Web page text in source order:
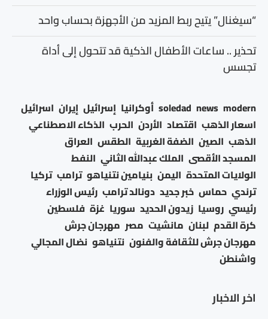
اخر الاخبار
“سيغنال” يتيح ربط المزيد من الأجهزة بحساب واحد
تحذير .. ساعات الأطفال الذكية قد تتحول إلى أداة
تجسس
modern
news
soledad أوكرانيا إسرائيل إيران اسرائيل
اسعار الذهب اقتصاد الأردن الحرب الذكاء الاصطناعي
الذهب الصين الضفة الغربية الطقس العراق
المسجد الأقصى الملك عبدالله الثاني النفط
الولايات المتحدة اليمن بنيامين نتنياهو ترامب تركيا
ترندي حماس خبر جديد دونالد ترامب رئيس الوزراء
رئيسي روسيا زيدون الحديد سوريا غزة فلسطين
كرة القدم لبنان مانشيت مصر مهرجان جرش
مهرجان جرش للثقافة والفنون نتنياهو نضال المجالي
واشنطن